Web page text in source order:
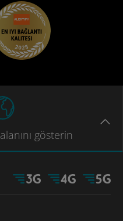
alanını gösterin